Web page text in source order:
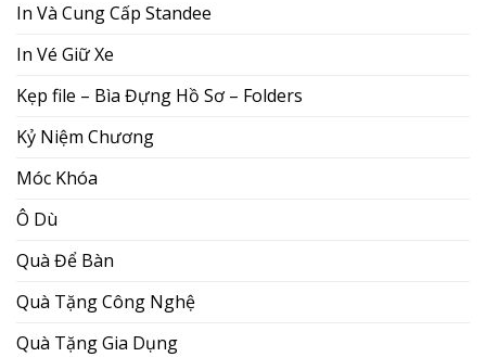
In Và Cung Cấp Standee
In Vé Giữ Xe
Kẹp file – Bìa Đựng Hồ Sơ – Folders
Kỷ Niệm Chương
Móc Khóa
Ô Dù
Quà Để Bàn
Quà Tặng Công Nghệ
Quà Tặng Gia Dụng